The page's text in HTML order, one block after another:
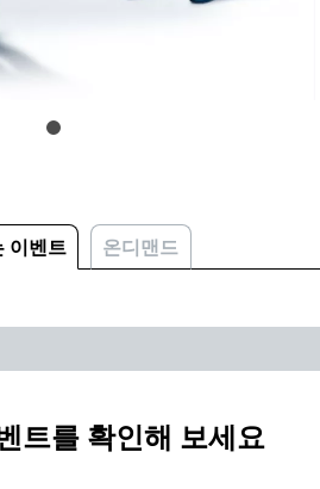
이벤트 온디맨드
트를 확인해 보세요